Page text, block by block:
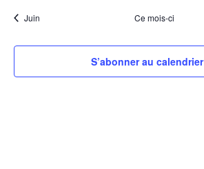
Juin Ce mois-ci
S’abonner au calendrier